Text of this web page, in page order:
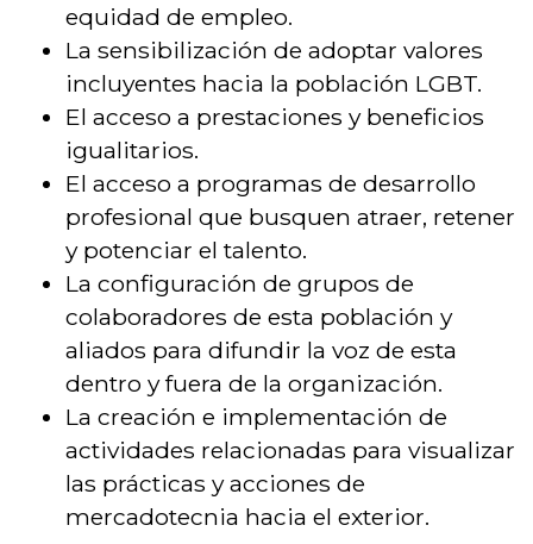
equidad de empleo.
La sensibilización de adoptar valores
incluyentes hacia la población LGBT.
El acceso a prestaciones y beneficios
igualitarios.
El acceso a programas de desarrollo
profesional que busquen atraer, retener
y potenciar el talento.
La configuración de grupos de
colaboradores de esta población y
aliados para difundir la voz de esta
dentro y fuera de la organización.
La creación e implementación de
actividades relacionadas para visualizar
las prácticas y acciones de
mercadotecnia hacia el exterior.